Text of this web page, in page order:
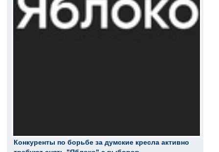
Конкуренты по борьбе за думские кресла активно